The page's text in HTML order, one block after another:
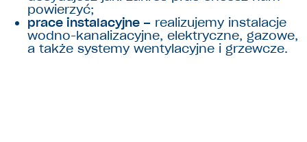
powierzyć;
prace instalacyjne – realizujemy instalacje
wodno-kanalizacyjne, elektryczne, gazowe,
a także systemy wentylacyjne i grzewcze.